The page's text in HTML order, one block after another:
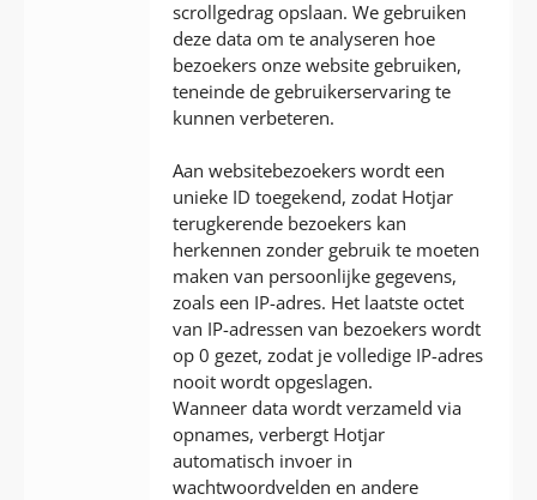
scrollgedrag opslaan. We gebruiken
deze data om te analyseren hoe
bezoekers onze website gebruiken,
teneinde de gebruikerservaring te
kunnen verbeteren.
Aan websitebezoekers wordt een
unieke ID toegekend, zodat Hotjar
terugkerende bezoekers kan
herkennen zonder gebruik te moeten
maken van persoonlijke gegevens,
zoals een IP-adres. Het laatste octet
van IP-adressen van bezoekers wordt
op 0 gezet, zodat je volledige IP-adres
nooit wordt opgeslagen.
Wanneer data wordt verzameld via
opnames, verbergt Hotjar
automatisch invoer in
wachtwoordvelden en andere